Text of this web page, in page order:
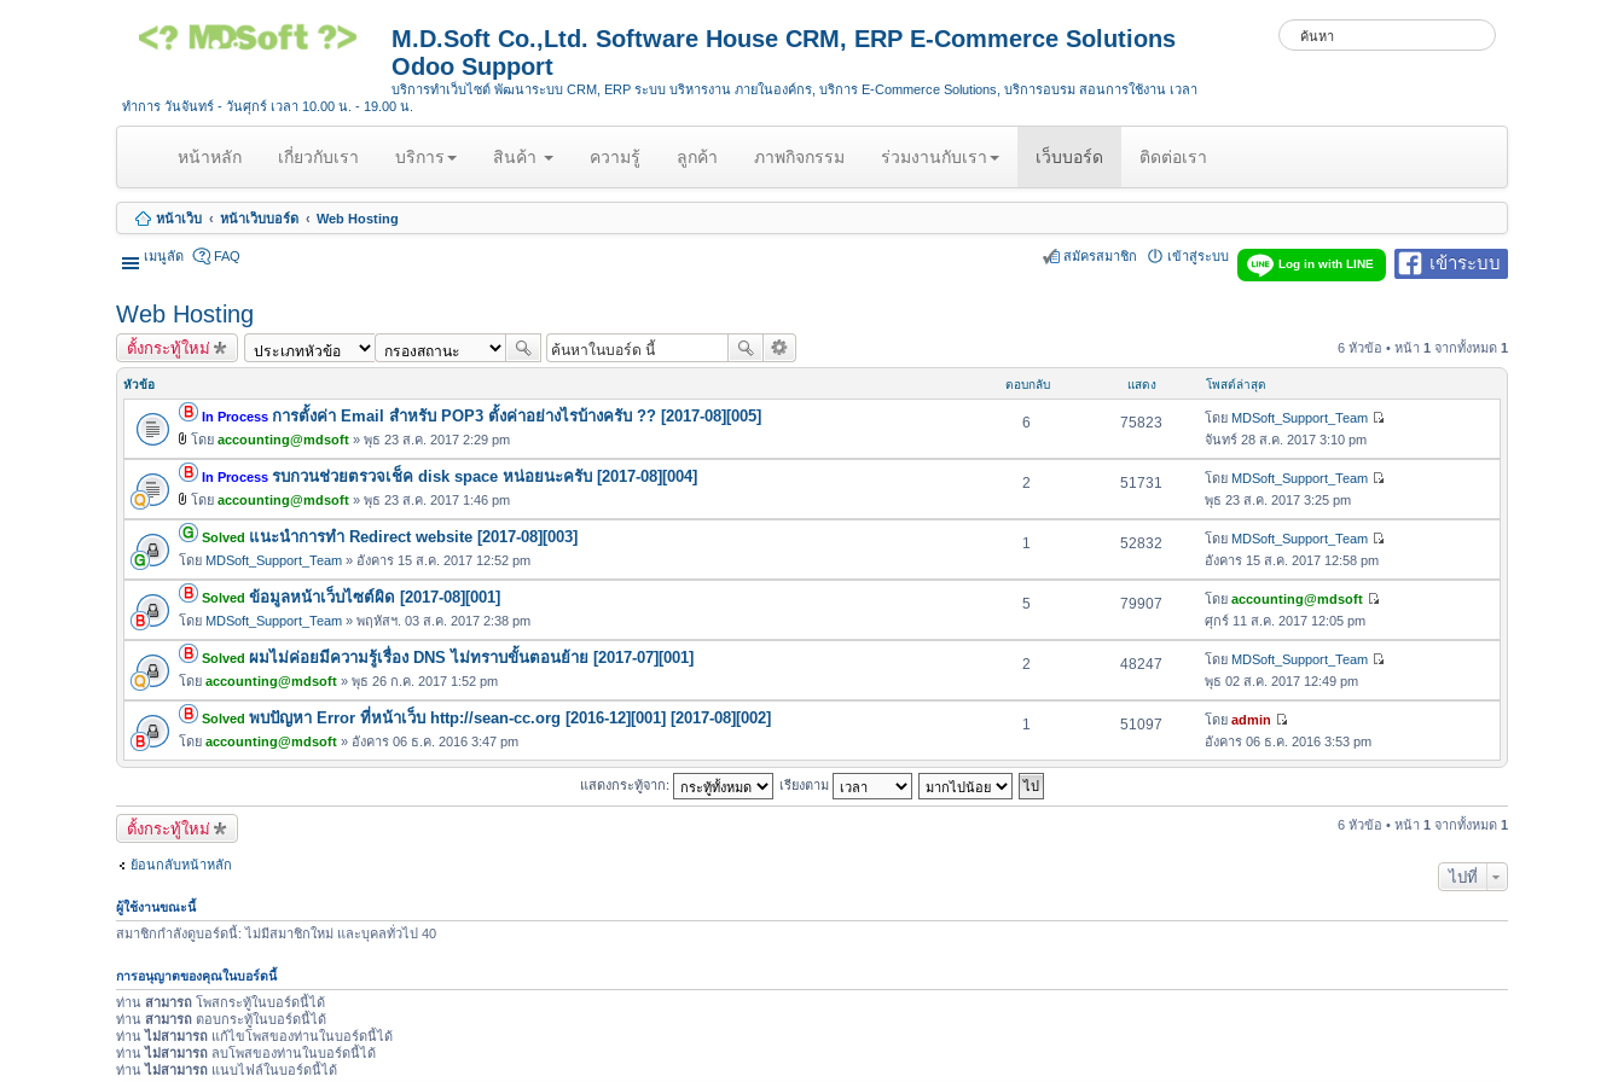
M.D.Soft Co.,Ltd. Software House CRM, ERP E-Commerce Solutions
Odoo Support
บริการทำเว็บไซต์ พัฒนาระบบ CRM, ERP ระบบ บริหารงาน ภายในองค์กร, บริการ E-Commerce Solutions, บริการอบรม สอนการใช้งาน เวลา
ทำการ วันจันทร์ - วันศุกร์ เวลา 10.00 น. - 19.00 น.
หน้าหลัก(
u
r
t
เกี่ยวกับเรา บริการ สินค้า ความรู้ ลูกค้า ภาพกิจกรรม ร่วมงานกับเรา เว็บบอร์ด ติดต่อเรา
หน้าเว็บ หน้าเว็บบอร์ด Web Hosting
เมนูลัด เข้าระบบ
Log in with LINE
FAQ เข้าสู่ระบบ
สมัครสมาชิก
Web Hosting
ตั้งกระทู้ใหม่ 6 หัวข้อ • หน้า 1 จากทั้งหมด 1
หัวข้อ ตอบกลับ แสดง โพสต์ล่าสุด
In Process การตั้งค่า Email สำหรับ POP3 ตั้งค่าอย่างไรบ้างครับ ?? [2017-08][005]
ไ
ฟ
ล์
แ
น
บ
โดย accounting@mdsoft » พุธ 23 ส.ค. 2017 2:29 pm
6 75823 โดย MDSoft_Support_Team
ข้
ว
ล่
จันทร์ 28 ส.ค. 2017 3:10 pm
In Process รบกวนช่วยตรวจเช็ค disk space หน่อยนะครับ [2017-08][004]
ไ
ฟ
ล์
แ
น
บ
โดย accounting@mdsoft » พุธ 23 ส.ค. 2017 1:46 pm
2 51731 โดย MDSoft_Support_Team
ข้
ว
ล่
พุธ 23 ส.ค. 2017 3:25 pm
Solved แนะนำการทำ Redirect website [2017-08][003]
โดย MDSoft_Support_Team » อังคาร 15 ส.ค. 2017 12:52 pm
1 52832 โดย MDSoft_Support_Team
ข้
ว
ล่
ด
อังคาร 15 ส.ค. 2017 12:58 pm
Solved ข้อมูลหน้าเว็บไซต์ผิด [2017-08][001]
โดย MDSoft_Support_Team » พฤหัสฯ. 03 ส.ค. 2017 2:38 pm
5 79907 โดย accounting@mdsoft
ข้
อ
ว
ล่
สุ
ด
ศุกร์ 11 ส.ค. 2017 12:05 pm
Solved ผมไม่ค่อยมีความรู้เรื่อง DNS ไม่ทราบขั้นตอนย้าย [2017-07][001]
โดย accounting@mdsoft » พุธ 26 ก.ค. 2017 1:52 pm
2 48247 โดย MDSoft_Support_Team
ข้
ว
ม
ล่
พุธ 02 ส.ค. 2017 12:49 pm
Solved พบปัญหา Error ที่หน้าเว็บ http://sean-cc.org [2016-12][001] [2017-08][002]
โดย accounting@mdsoft » อังคาร 06 ธ.ค. 2016 3:47 pm
1 51097 โดย admin
ดู
ข้
อังคาร 06 ธ.ค. 2016 3:53 pm
แสดงกระทู้จาก: เรียงตาม
ตั้งกระทู้ใหม่ 6 หัวข้อ • หน้า 1 จากทั้งหมด 1
ย้อนกลับหน้าหลัก
ไปที่
ผู้ใช้งานขณะนี้
สมาชิกกำลังดูบอร์ดนี้: ไม่มีสมาชิกใหม่ และบุคลทั่วไป 40
การอนุญาตของคุณในบอร์ดนี้
ท่าน สามารถ โพสกระทู้ในบอร์ดนี้ได้
ท่าน สามารถ ตอบกระทู้ในบอร์ดนี้ได้
ท่านไม่สามารถ แก้ไขโพสของท่านในบอร์ดนี้ได้
ท่านไม่สามารถ ลบโพสของท่านในบอร์ดนี้ได้
ท่านไม่สามารถ แนบไฟล์ในบอร์ดนี้ได้